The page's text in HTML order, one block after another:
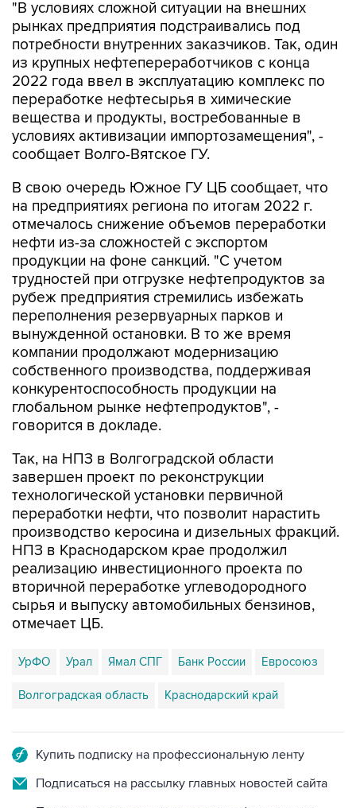
потребности внутренних заказчиков. Так, один
из крупных нефтепереработчиков с конца
2022 года ввел в эксплуатацию комплекс по
переработке нефтесырья в химические
вещества и продукты, востребованные в
условиях активизации импортозамещения", -
сообщает Волго-Вятское ГУ.
В свою очередь Южное ГУ ЦБ сообщает, что
отмечалось снижение объемов переработки
нефти из-за сложностей с экспортом
продукции на фоне санкций. "С учетом
трудностей при отгрузке нефтепродуктов за
рубеж предприятия стремились избежать
переполнения резервуарных парков и
вынужденной остановки. В то же время
компании продолжают модернизацию
собственного производства, поддерживая
конкурентоспособность продукции на
глобальном рынке нефтепродуктов", -
говорится в докладе.
Так, на НПЗ в Волгоградской области
технологической установки первичной
переработки нефти, что позволит нарастить
производство керосина и дизельных фракций.
НПЗ в Краснодарском крае продолжил
реализацию инвестиционного проекта по
вторичной переработке углеводородного
сырья и выпуску автомобильных бензинов,
отмечает ЦБ.
УрФО Урал
Волгоградская область Краснодарский край
Подписаться на рассылку главных новостей сайта
Получать оперативные новости в официальном